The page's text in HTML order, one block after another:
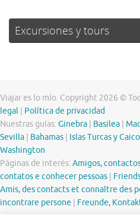
Excursiones y tours
Viajar es lo mío. Copyright 2026 ©
legal
Política de privacidad
Nuestras guías:Ginebra Basilea
Sevilla
Bahamas Islas Turcas y
Washington
Páginas de interés:Amigos,
contatos e conhecer pessoas
Amis, des contacts et connaître des
incontrare persone
Freunde,